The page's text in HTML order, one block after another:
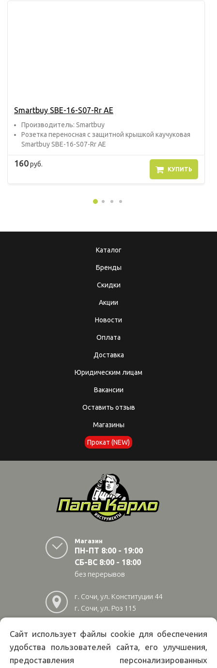
Smartbuy SBE-16-S07-Rr AE
Прoизвoдитель: Smartbuy
Розетка переносная с защитной крышкой каучуковая
Smartbuy SBE-16-S07-Rr AE
160руб.
КУПИТЬ
Каталог
Бренды
Скидки
Акции
Новости
Оплата
Доставка
Юридическим лицам
Вакансии
Оставить отзыв
Магазины
Прокат (NEW)
Магазин
ПН-ПТ 8:00 - 19:00
СБ-ВС 8:00 - 18:00
без перерывов
г. Сочи, ул. Конституции 44
г. Сочи, ул. Роз 115
г. Адлер, ул Авиационная
28/10
222 02 01
Сайт использует файлы cookie для обеспечения
удобства пользователей сайта, его улучшения,
предоставления персонализированных